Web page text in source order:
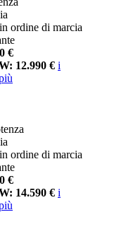
ordine di marcia
€
12.990 € i
ordine di marcia
€
14.590 € i